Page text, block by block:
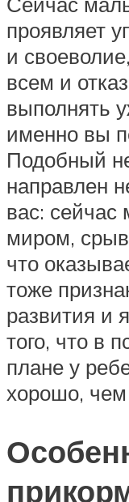
проявляет
и
всем и
выполнять
именно вы
Подобный
направлен
вас:
миром,
что
тоже
развития и
того, что в
плане у
хорошо, чем